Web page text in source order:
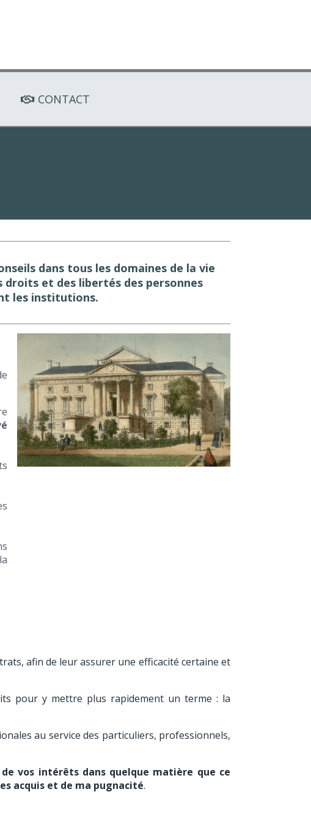
CONTACT
dans tous les domaines de la vie
et des libertés des personnes
les institutions.
afin de leur assurer une efficacité certaine et
pour y mettre plus rapidement un terme : la
au service des particuliers, professionnels,
vos intérêts dans quelque matière que ce
acquis et de ma pugnacité.